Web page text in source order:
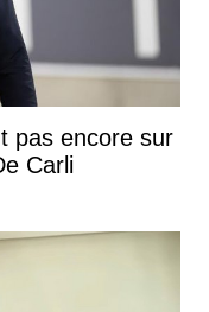
pas encore sur
Carli